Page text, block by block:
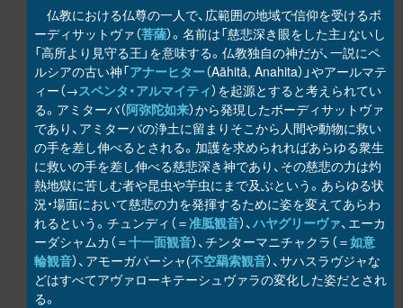
仏教における仏尊の一人で、広範囲の地域で信仰を受けるボ
ーディサットヴァ（菩薩）。名前は「慈悲深き眼をした主」ないし
「高所より見守る王」を意味する。仏教独自の神だが、一説にペ
ルシアの古い神「アナーヒター（Aāhitā, Anahita）」やアールマテ
ィー（→スペンタ・アルマイティ）を起源とすると考えられてい
る。アミターバ（阿弥陀如来）から発現したボーディサットヴァ
であり、アミターバの浄土に留まりそこから人間や動物に救い
の手を差し伸べるとされる。加護を求められればあらゆる衆生
に救いの手を差し伸べる慈悲深き神であり、その慈悲の力は灼
熱地獄に苦しむ者や昆虫や芋虫にまで及ぶという。あらゆる状
況・場面において慈悲の力を発揮するために姿を変えてあらわ
れるという。チュンディ（＝准胝観音）、ハヤグリーヴァ、エーカ
ーダシャムカ（＝十一面観音）、チンターマニチャクラ（＝如意
輪観音）、アモーガパーシャ(不空羂索観音）、サハスラヴジャな
どはすべてアヴァローキテーシュヴァラの変化した姿だとされ
る。